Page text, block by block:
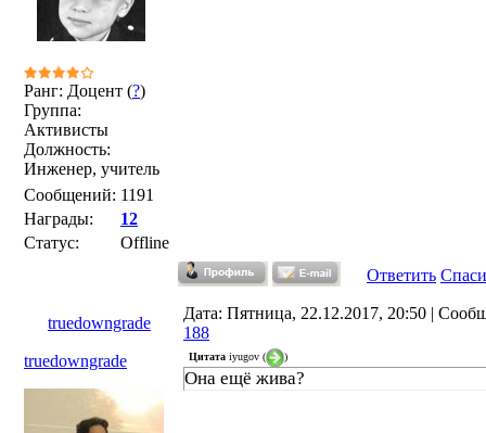
Ранг: Доцент (?)
Группа:
Активисты
Должность:
Инженер, учитель
Сообщений: 1191
Награды:
12
Статус:
Offline
Ответить
truedowngrade
Дата: Пятница, 22.12.2017, 20:50 |
188
truedowngrade
Цитата iyugov ( )
Она ещё жива?